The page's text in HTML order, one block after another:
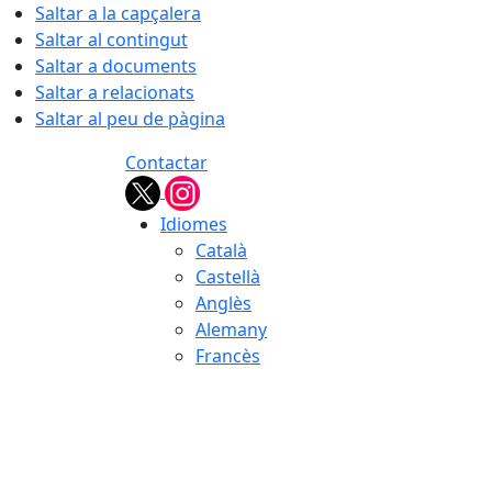
Saltar a la capçalera
Saltar al contingut
Saltar a documents
Saltar a relacionats
Saltar al peu de pàgina
Contactar
Idiomes
Català
Castellà
Anglès
Alemany
Francès